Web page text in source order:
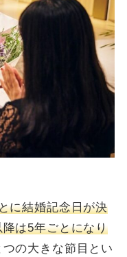
に結婚記念日が決
は5年ごとになり
の大きな節目とい